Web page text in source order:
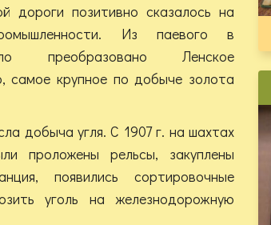
дороги позитивно сказалось на
Из паевого в
преобразовано Ленское
самое крупное по добыче золота
добыча угля. С 1907 г. на шахтах
проложены рельсы, закуплены
появились сортировочные
уголь на железнодорожную